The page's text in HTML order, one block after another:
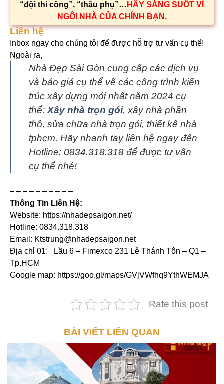
“đội thi công”, “thầu phụ”… HÃY SÁNG SUỐT VÌ
NGÔI NHÀ CỦA CHÍNH BẠN.
Liên hệ
Inbox ngay cho chúng tôi để được hỗ trợ tư vấn cụ thể!
Ngoài ra,
Nhà Đẹp Sài Gòn cung cấp các dịch vụ
và báo giá cụ thể về các công trình kiến
trúc xây dựng mới nhất năm 2024 cụ
thể:Xây nhà trọn gói, xây nhà phần
thô, sửa chữa nhà trọn gói, thiết kế nhà
tphcm. Hãy nhanh tay liên hệ ngay đến
Hotline: 0834.318.318 để được tư vấn
cụ thể nhé!
– – – – – – – – – –
Thông Tin Liên Hệ:
Website: https://nhadepsaigon.net/
Hotline: 0834.318.318
Email: Ktstrung@nhadepsaigon.net
Địa chỉ 01: Lầu 6 – Fimexco 231 Lê Thánh Tôn – Q1 –
Tp.HCM
Google map: https://goo.gl/maps/GVjVWfhq9YthWEMJA
Rate this post
BÀI VIẾT LIÊN QUAN